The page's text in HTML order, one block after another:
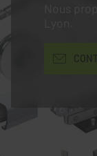
Nous